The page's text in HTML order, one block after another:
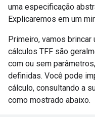
uma especificação
Explicaremos em um
Primeiro, vamos brincar
cálculos TFF são
com ou sem
definidas. Você pode
cálculo, consultando a
como mostrado abaixo.